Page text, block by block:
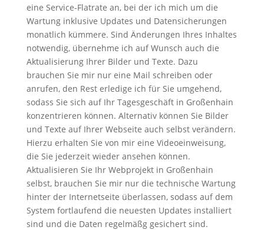
eine Service-Flatrate an, bei der ich mich um die
Wartung inklusive Updates und Datensicherungen
monatlich kümmere. Sind Änderungen Ihres Inhaltes
notwendig, übernehme ich auf Wunsch auch die
Aktualisierung Ihrer Bilder und Texte. Dazu
brauchen Sie mir nur eine Mail schreiben oder
anrufen, den Rest erledige ich für Sie umgehend,
sodass Sie sich auf Ihr Tagesgeschäft in Großenhain
konzentrieren können. Alternativ können Sie Bilder
und Texte auf Ihrer Webseite auch selbst verändern.
Hierzu erhalten Sie von mir eine Videoeinweisung,
die Sie jederzeit wieder ansehen können.
Aktualisieren Sie Ihr Webprojekt in Großenhain
selbst, brauchen Sie mir nur die technische Wartung
hinter der Internetseite überlassen, sodass auf dem
System fortlaufend die neuesten Updates installiert
sind und die Daten regelmäßg gesichert sind.